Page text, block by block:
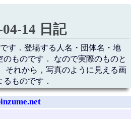
04-14 日記
す．登場する人名・団体名・地
ものです． なので実際のものと
それから，写真のように見える画
ものです．